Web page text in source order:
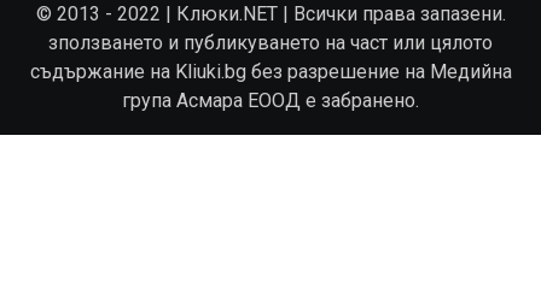
© 2013 - 2022 | Клюки.NET | Всички права запазени.
зползването и публикуването на част или цялото
съдържание на Kliuki.bg без разрешение на Медийна
група Асмара ЕООД е забранено.